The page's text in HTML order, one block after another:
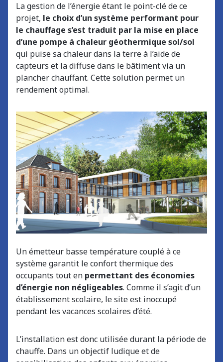
La gestion de l’énergie étant le point-clé de ce
projet, le choix d’un système performant pour
le chauffage s’est traduit par la mise en place
d’une pompe à chaleur géothermique sol/sol
qui puise sa chaleur dans la terre à l’aide de
capteurs et la diffuse dans le bâtiment via un
plancher chauffant. Cette solution permet un
rendement optimal.
Un émetteur basse température couplé à ce
système garantit le confort thermique des
occupants tout en permettant des économies
d’énergie non négligeables. Comme il s’agit d’un
établissement scolaire, le site est inoccupé
pendant les vacances scolaires d’été.
L’installation est donc utilisée durant la période de
chauffe. Dans un objectif ludique et de